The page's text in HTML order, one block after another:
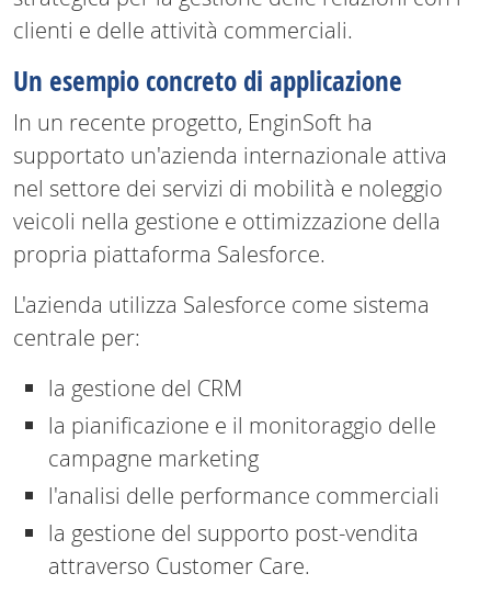
clienti e delle attività commerciali.
Un esempio concreto di applicazione
In un recente progetto, EnginSoft ha
supportato un'azienda internazionale attiva
nel settore dei servizi di mobilità e noleggio
veicoli nella gestione e ottimizzazione della
propria piattaforma Salesforce.
L'azienda utilizza Salesforce come sistema
centrale per:
la gestione del CRM
la pianificazione e il monitoraggio delle
campagne marketing
l'analisi delle performance commerciali
la gestione del supporto post-vendita
attraverso Customer Care.